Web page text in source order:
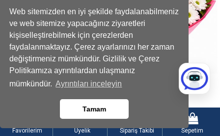
Web sitemizden en iyi şekilde faydalanabilmeniz
ve web sitemize yapacağınız ziyaretleri
kişiselleştirebilmek için çerezlerden
faydalanmaktayız. Çerez ayarlarınızı her zaman
değiştirmeniz mümkündür. Gizlilik ve Çerez
Politikamıza ayrıntılardan ulaşmanız
mümkündür. Ayrıntıları inceleyin
Tamam
Mini Ayıcık Buketi Çerçeve Kupa Mum
Hediye Seti
Sepette % 15 indirim
Pembe Güllerle Beyaz Papatya Buketi
899,91 TL
Favorilerim Üyelik Sipariş Takibi Sepetim